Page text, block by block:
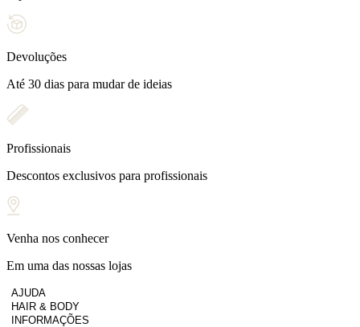
Devoluções
Até 30 dias para mudar de ideias
Profissionais
Descontos exclusivos para profissionais
Venha nos conhecer
Em uma das nossas lojas
AJUDA
HAIR & BODY
INFORMAÇÕES